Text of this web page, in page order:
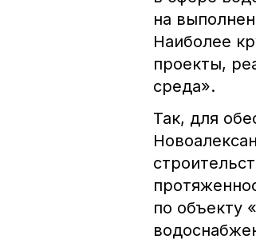
на
Наиболее
проекты,
среда».
Так, для
по объекту